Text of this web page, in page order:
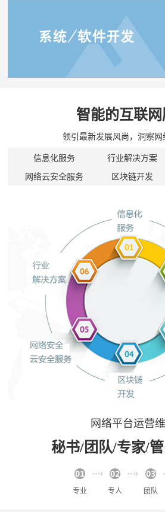
智能的互联
领引最新发展风尚，洞察网
信息化服务 行业解决方案
网络云安全服务 区块链开发
网络平台运营
秘书/团队/专家/
专业 专人 团队